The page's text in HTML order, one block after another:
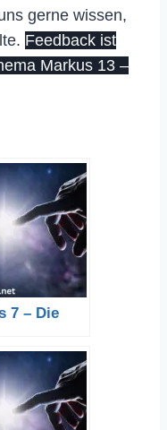
gerne wissen,
Feedback ist
Markus 13 –
7 – Die